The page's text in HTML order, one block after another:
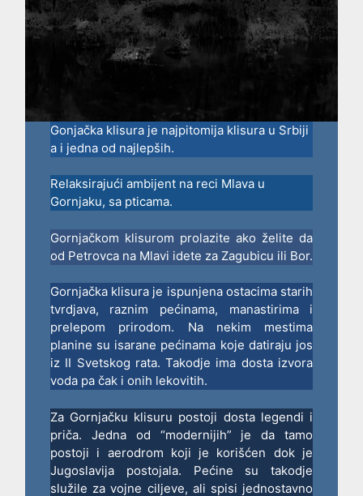
Gonjačka klisura je najpitomija klisura u Srbiji
a i jedna od najlepših.
Relaksirajući ambijent na reci Mlava u
Gornjaku, sa pticama.
Gornjačkom klisurom prolazite ako želite da
od Petrovca na Mlavi idete za Zagubicu ili Bor.
Gornjačka klisura je ispunjena ostacima starih
tvrdjava, raznim pećinama, manastirima i
prelepom prirodom. Na nekim mestima
planine su isarane pećinama koje datiraju jos
iz II Svetskog rata. Takodje ima dosta izvora
voda pa čak i onih lekovitih.
Za Gornjačku klisuru postoji dosta legendi i
priča. Jedna od “modernijih” je da tamo
postoji i aerodrom koji je korišćen dok je
Jugoslavija postojala. Pećine su takodje
služile za vojne ciljeve, ali spisi jednostavno